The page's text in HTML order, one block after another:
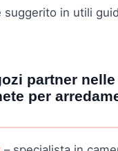
suggerito in utili
partner nelle
per